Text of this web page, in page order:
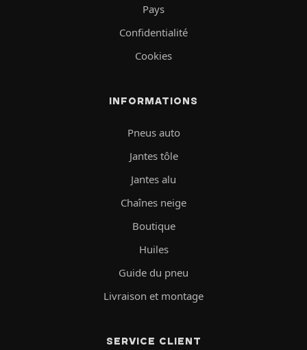
Pays
Confidentialité
Cookies
INFORMATIONS
Pneus auto
Jantes tôle
Jantes alu
Chaînes neige
Boutique
Huiles
Guide du pneu
Livraison et montage
SERVICE CLIENT